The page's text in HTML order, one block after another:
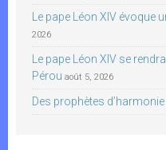
Le pape Léon XIV évoque
2026
Le pape Léon XIV se
Pérou août 5, 2026
Des prophètes d’harmonie